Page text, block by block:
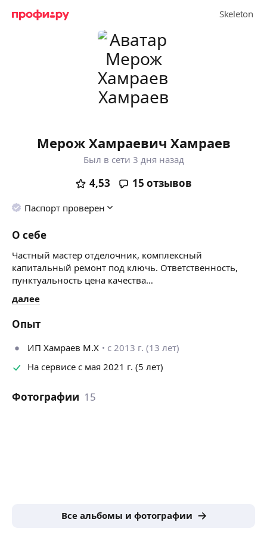
Мерож Хамраевич Хамраев
Был в сети 3 дня назад
4,53 15 отзывов
Паспорт проверен
О себе
Частный мастер отделочник, комплексный
капитальный ремонт под ключь. Ответственность,
пунктуальность цена качества…
далее
Опыт
ИП Хамраев М.Х
с 2013 г. (13 лет)
На сервисе с мая 2021 г. (5 лет)
Фотографии 15
Все альбомы и фотографии